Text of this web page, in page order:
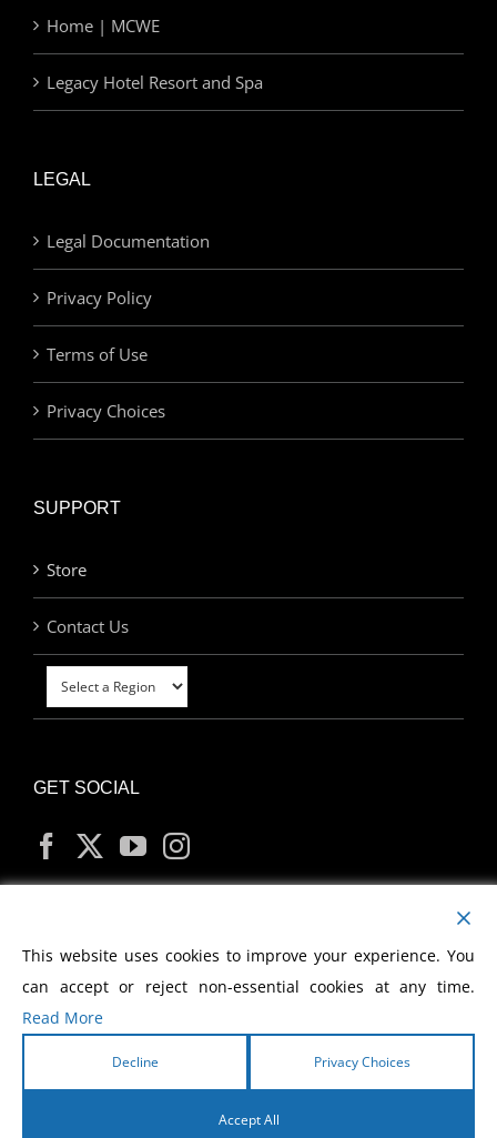
Home | MCWE
Legacy Hotel Resort and Spa
LEGAL
Legal Documentation
Privacy Policy
Terms of Use
Privacy Choices
SUPPORT
Store
Contact Us
GET SOCIAL
MY ACCOUNT
2026 Morris Cerullo World Evangelism
This website uses cookies to improve your experience. You
can accept or reject non-essential cookies at any time.
Read More
Decline Privacy Choices
Accept All